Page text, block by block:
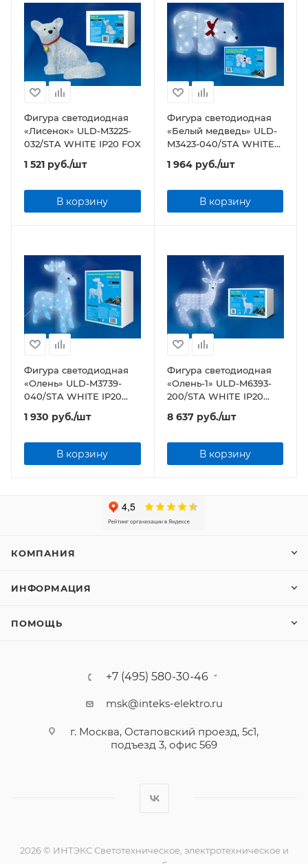
Фигура светодиодная
«Лисенок» ULD-M3225-
032/STA WHITE IP20 FOX
1 521 руб./шт
В корзину
Фигура светодиодная
«Белый медведь» ULD-
M3423-040/STA WHITE
IP20 WHITE BEAR
1 964руб./шт
В корзину
Фигура светодиодная
«Олень» ULD-M3739-
040/STA WHITE IP20
1 930 руб./шт
В корзину
Фигура светодиодная
«Олень-1» ULD-M6393-
200/STA WHITE IP20
8 637руб./шт
В корзину
КОМПАНИЯ
ИНФОРМАЦИЯ
ПОМОЩЬ
+7 (495) 580-30-46
msk@inteks-elektro.ru
г. Москва, Остаповский проезд, 5с1,
подъезд 3, офис 569
2026 © ИНТЭКС Светотехническое, электротехническое и